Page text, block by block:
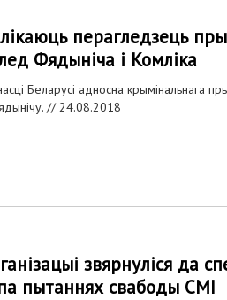
перагледзець
Фядыніча і Комліка
Беларусі адносна крымінальнага
//24.08.2018
звярнуліся да
пытаннях свабоды СМІ